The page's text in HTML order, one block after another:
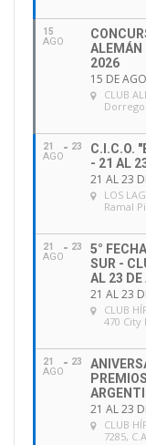
15
AGO
ALEMÁN
2026
15 DE
CLUB
21
AGO
23
C.I.C.O.
- 21 AL
21 AL 23
LOS
Ramal
21
AGO
23
5°
SUR -
AL 23 DE
21 AL 23
CLUB
470 City
21
AGO
23
21 AL 23
CLUB
7285,